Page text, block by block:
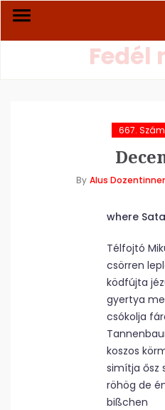
Fedél
667. Szám
By Alus
where
Télfojtó
csörren
ködfújta
gyertya
csókolja
koszos
simítja ősz
röhög de
bißchen